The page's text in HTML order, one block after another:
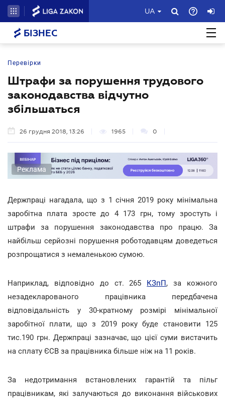
UA
БІЗНЕС
Перевірки
Штрафи за порушення трудового
законодавства відчутно
збільшаться
26 грудня 2018, 13:26 1965 0
Реклама
Держпраці нагадала, що з 1 січня 2019 року мінімальна
заробітна плата зросте до 4 173 грн, тому зростуть і
штрафи за порушення законодавства про працю. За
найбільш серйозні порушення роботодавцям доведеться
розпрощатися з немаленькою сумою.
Наприклад, відповідно до ст. 265 КЗпП, за кожного
незадекларованого працівника передбачена
відповідальність у 30-кратному розмірі мінімальної
заробітної плати, що з 2019 року буде становити 125
тис.190 грн. Держпраці зазначає, що цієї суми вистачить
на сплату ЄСВ за працівника більше ніж на 11 років.
За недотримання встановлених гарантій та пільг
працівникам, які залучаються до виконання військових